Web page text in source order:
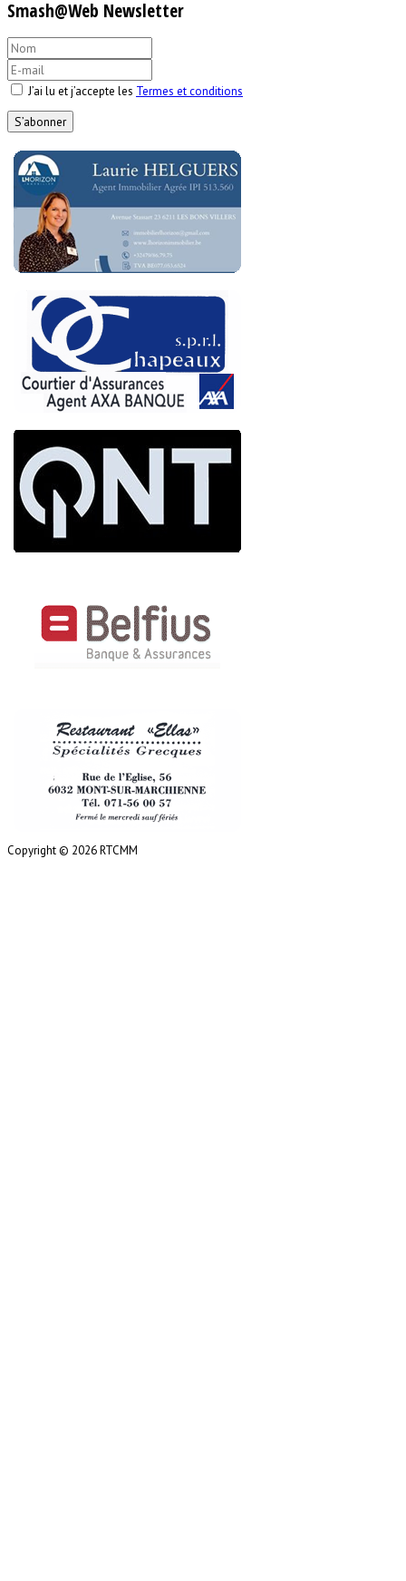
Smash@Web Newsletter
J’ai lu et j’accepte les Termes et conditions
Copyright © 2026 RTCMM